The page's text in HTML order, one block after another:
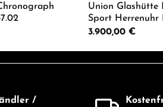
Union Glashütte
Sport
Regulärer Preis:
3.900,00 €
/